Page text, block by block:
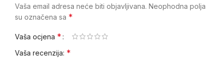
Vaša email adresa neće biti objavljivana. Neophodna polja
su označena sa *
Vaša ocjena *
Vaša recenzija: *